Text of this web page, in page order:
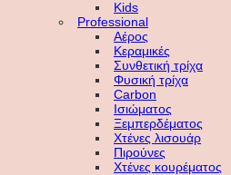
Kids
Professional
Αέρος
Κεραμικές
Συνθετική τρίχα
Φυσική τρίχα
Carbon
Ισιώματος
Ξεμπερδέματος
Χτένες λισουάρ
Πιρούνες
Χτένες κουρέματος